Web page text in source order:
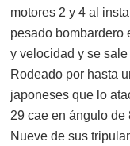
motores 2 y 4 al
pesado bombardero
y velocidad y se
Rodeado por hasta
japoneses que lo
29 cae en ángulo de
Nueve de sus